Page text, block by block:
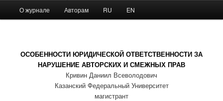
Skip to primary content
Skip to secondary content
О журнале Авторам RU EN
ОСОБЕННОСТИ ЮРИДИЧЕСКОЙ ОТВЕТСТВЕННОСТИ ЗА
НАРУШЕНИЕ АВТОРСКИХ И СМЕЖНЫХ ПРАВ
Кривин Даниил Всеволодович
Казанский Федеральный Университет
магистрант